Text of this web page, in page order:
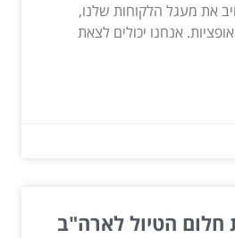
את מעגל הלקוחות שלנו,
אנחנו יכולים לצאת
חלום הטיול לארה"ב